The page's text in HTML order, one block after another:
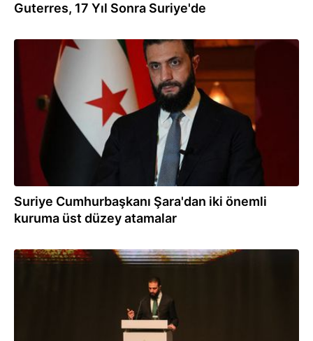
Guterres, 17 Yıl Sonra Suriye'de
19.07.2026
Suriye Cumhurbaşkanı Şara'dan iki önemli
kuruma üst düzey atamalar
18.07.2026